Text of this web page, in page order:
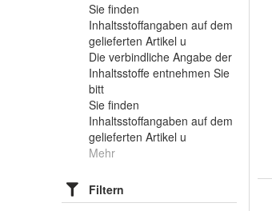
Sie finden
Inhaltsstoffangaben auf dem
gelieferten Artikel u
Die verbindliche Angabe der
Inhaltsstoffe entnehmen Sie
bitt
Sie finden
Inhaltsstoffangaben auf dem
gelieferten Artikel u
Mehr
Filtern